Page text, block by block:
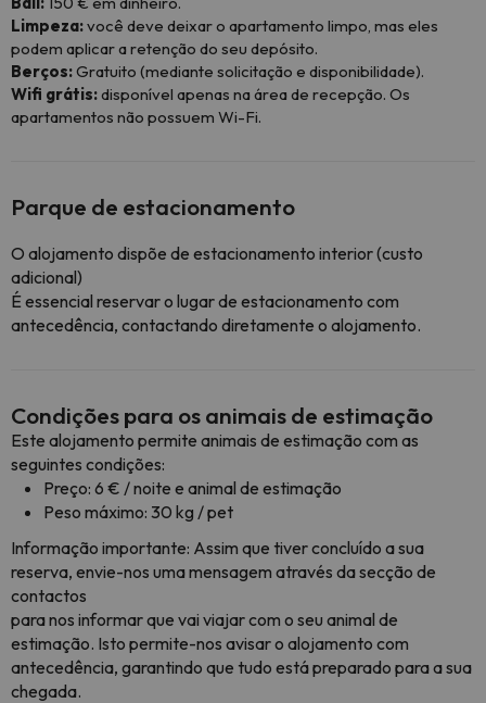
Limpeza:você deve deixar o apartamento limpo, mas eles
podem aplicar a retenção do seu depósito.
Berços:Gratuito (mediante solicitação e disponibilidade).
Wifi grátis:disponível apenas na área de recepção. Os
apartamentos não possuem Wi-Fi.
Parque de estacionamento
O alojamento dispõe de estacionamento interior (custo
adicional)
É essencial reservar o lugar de estacionamento com
antecedência, contactando diretamente o alojamento.
Condições para os animais de estimação
Este alojamento permite animais de estimação com as
seguintes condições:
Preço: 6 € / noite e animal de estimação
Peso máximo: 30 kg / pet
Informação importante: Assim que tiver concluído a sua
reserva, envie-nos uma mensagem através da secção de
contactos
para nos informar que vai viajar com o seu animal de
estimação. Isto permite-nos avisar o alojamento com
antecedência, garantindo que tudo está preparado para a sua
chegada.